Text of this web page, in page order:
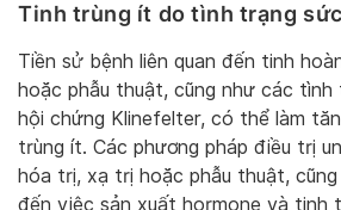
Tinh trùng ít do tình trạng
Tiền sử bệnh liên quan đến tinh
hoặc phẫu thuật, cũng như các
hội chứng Klinefelter, có thể làm
trùng ít. Các phương pháp điều trị
hóa trị, xạ trị hoặc phẫu thuật,
đến việc sản xuất hormone và tinh